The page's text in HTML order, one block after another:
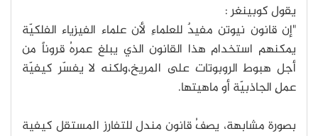
يقول كوبينغر :
"إن قانون نيوتن مفيدٌ للعلماءِ لأن علماء الفيزياء الفلكيّة
يمكنهم استخدام هذا القانون الذي يبلغ عمرهُ قروناً من
أجل هبوط الروبوتات على المريخ،ولكنه لا يفسّر كيفيّة
عملِ الجاذبيّة أو ماهيتها.
بصورة مشابهة، يصفُ قانون مندل للتفارز المستقل كيفية